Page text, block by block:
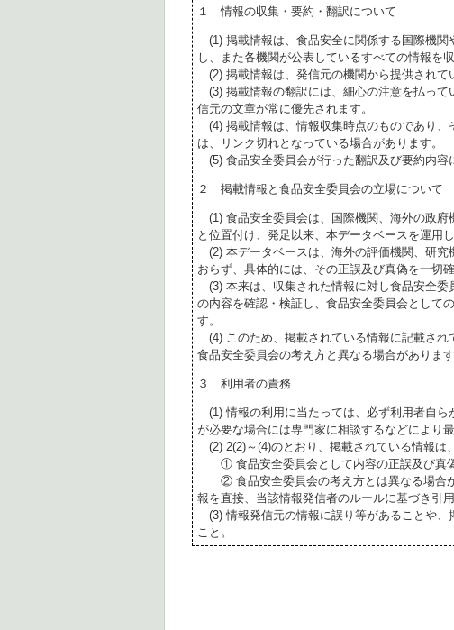
１ 情報の収集・要約・翻訳について
(1) 掲載情報は、食品安全に関係する国際機関
し、また各機関が公表しているすべての情報を
(2) 掲載情報は、発信元の機関から提供されて
(3) 掲載情報の翻訳には、細心の注意を払って
信元の文章が常に優先されます。
(4) 掲載情報は、情報収集時点のものであり、
は、リンク切れとなっている場合があります。
(5) 食品安全委員会が行った翻訳及び要約内容
２ 掲載情報と食品安全委員会の立場について
(1) 食品安全委員会は、国際機関、海外の政府
と位置付け、発足以来、本データベースを運用し
(2) 本データベースは、海外の評価機関、研究
おらず、具体的には、その正誤及び真偽を一切
(3) 本来は、収集された情報に対し食品安全委
の内容を確認・検証し、食品安全委員会として
す。
(4) このため、掲載されている情報に記載され
食品安全委員会の考え方と異なる場合があります
３ 利用者の責務
(1) 情報の利用に当たっては、必ず利用者自ら
が必要な場合には専門家に相談するなどにより
(2) 2(2)～(4)のとおり、掲載されている情報は、
① 食品安全委員会として内容の正誤及び真偽
② 食品安全委員会の考え方とは異なる場合が
報を直接、当該情報発信者のルールに基づき引
(3) 情報発信元の情報に誤り等があることや、
こと。